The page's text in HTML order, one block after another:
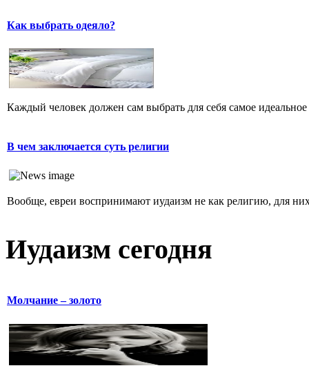
Как выбрать одеяло?
Каждый человек должен сам выбрать для себя самое
В чем заключается суть религии
Вообще, евреи воспринимают иудаизм не как религию, для
Иудаизм сегодня
Молчание – золото